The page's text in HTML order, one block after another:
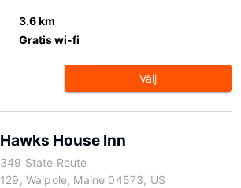
3.6 km
Gratis wi-fi
Välj
Hawks House Inn
349 State Route
129, Walpole, Maine 04573, US